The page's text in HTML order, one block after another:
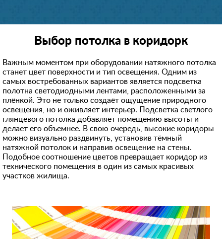
Выбор потолка в коридорк
Важным моментом при оборудовании натяжного потолка
станет цвет поверхности и тип освещения. Одним из
самых востребованных вариантов является подсветка
полотна светодиодными лентами, расположенными за
плёнкой. Это не только создаёт ощущение природного
освещения, но и оживляет интерьер. Подсветка светлого
глянцевого потолка добавляет помещению высоты и
делает его объемнее. В свою очередь, высокие коридоры
можно визуально раздвинуть, установив тёмный
натяжной потолок и направив освещение на стены.
Подобное соотношение цветов превращает коридор из
технического помещения в один из самых красивых
участков жилища.